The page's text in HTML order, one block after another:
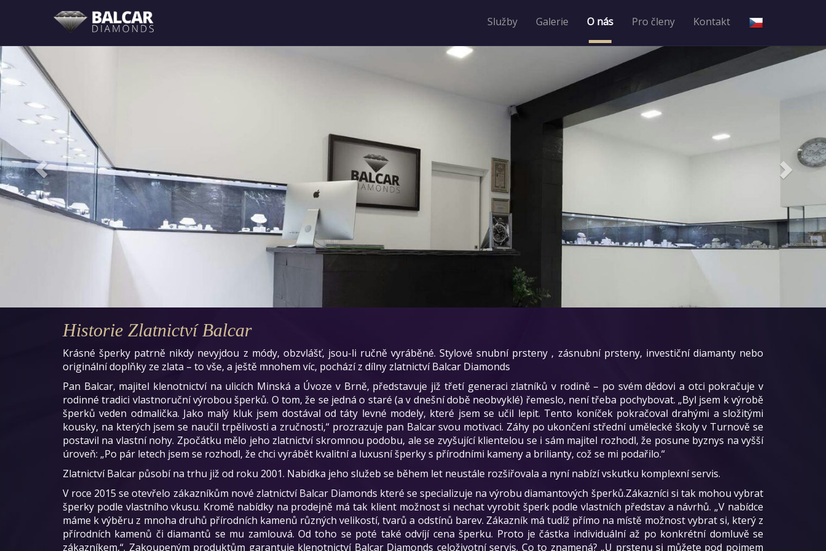
Služby Galerie O nás Pro členy Kontakt
Historie Zlatnictví Balcar
Krásné šperky patrně nikdy nevyjdou z módy, obzvlášť, jsou-li ručně vyráběné. Stylové snubní prsteny , zásnubní prsteny, investiční diamanty nebo
originální doplňky ze zlata – to vše, a ještě mnohem víc, pochází z dílny zlatnictví Balcar Diamonds
Pan Balcar, majitel klenotnictví na ulicích Minská a Úvoze v Brně, představuje již třetí generaci zlatníků v rodině – po svém dědovi a otci pokračuje v
rodinné tradici vlastnoruční výrobou šperků. O tom, že se jedná o staré (a v dnešní době neobvyklé) řemeslo, není třeba pochybovat. „Byl jsem k výrobě
šperků veden odmalička. Jako malý kluk jsem dostával od táty levné modely, které jsem se učil lepit. Tento koníček pokračoval drahými a složitými
kousky, na kterých jsem se naučil trpělivosti a zručnosti,“ prozrazuje pan Balcar svou motivaci. Záhy po ukončení střední umělecké školy v Turnově se
postavil na vlastní nohy. Zpočátku mělo jeho zlatnictví skromnou podobu, ale se zvyšující klientelou se i sám majitel rozhodl, že posune byznys na vyšší
úroveň: „Po pár letech jsem se rozhodl, že chci vyrábět kvalitní a luxusní šperky s přírodními kameny a brilianty, což se mi podařilo.“
Zlatnictví Balcar působí na trhu již od roku 2001. Nabídka jeho služeb se během let neustále rozšiřovala a nyní nabízí vskutku komplexní servis.
V roce 2015 se otevřelo zákazníkům nové zlatnictví Balcar Diamonds které se specializuje na výrobu diamantových šperků.Zákazníci si tak mohou vybrat
šperky podle vlastního vkusu. Kromě nabídky na prodejně má tak klient možnost si nechat vyrobit šperk podle vlastních představ a návrhů. „V nabídce
máme k výběru z mnoha druhů přírodních kamenů různých velikostí, tvarů a odstínů barev. Zákazník má tudíž přímo na místě možnost vybrat si, který z
přírodních kamenů či diamantů se mu zamlouvá. Od toho se poté také odvíjí cena šperku. Proto je částka individuální až po konkrétní domluvě se
zákazníkem,“. Zakoupeným produktům garantuje klenotnictví Balcar Diamonds celoživotní servis. Co to znamená? „U prstenu si můžete pod pojmem